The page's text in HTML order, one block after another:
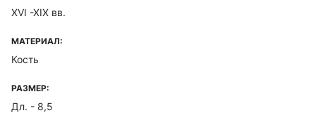
XVI -XIX вв.
МАТЕРИАЛ:
Кость
РАЗМЕР:
Дл. - 8,5